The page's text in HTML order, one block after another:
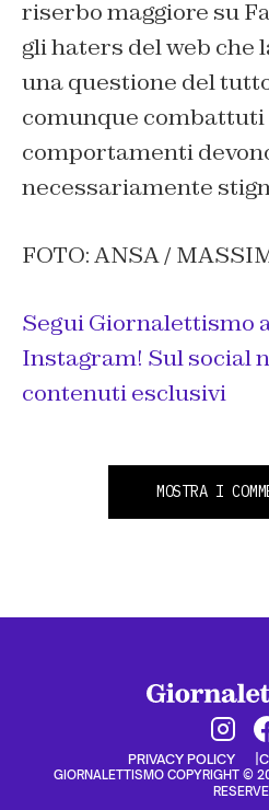
riserbo maggiore su
gli haters del web che
una questione del
comunque combattuti
comportamenti
necessariamente
FOTO: ANSA /
Segui Giornalettismo
Instagram! Sul social
contenuti esclusivi
MOSTRA I
PRIVACY POLICY
GIORNALETTISMO COPYRIGHT ©